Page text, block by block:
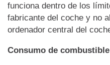
funciona dentro de los
fabricante del coche y no
ordenador central del
Consumo de